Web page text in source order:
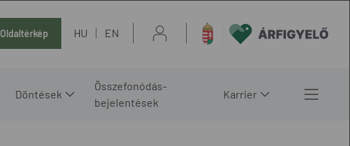
Oldaltérkép HU EN
Döntések
Összefonódás-
bejelentések
Karrier